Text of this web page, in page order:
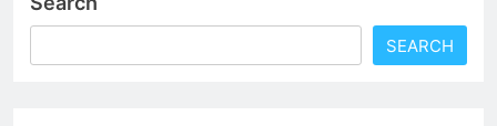
SEARCH